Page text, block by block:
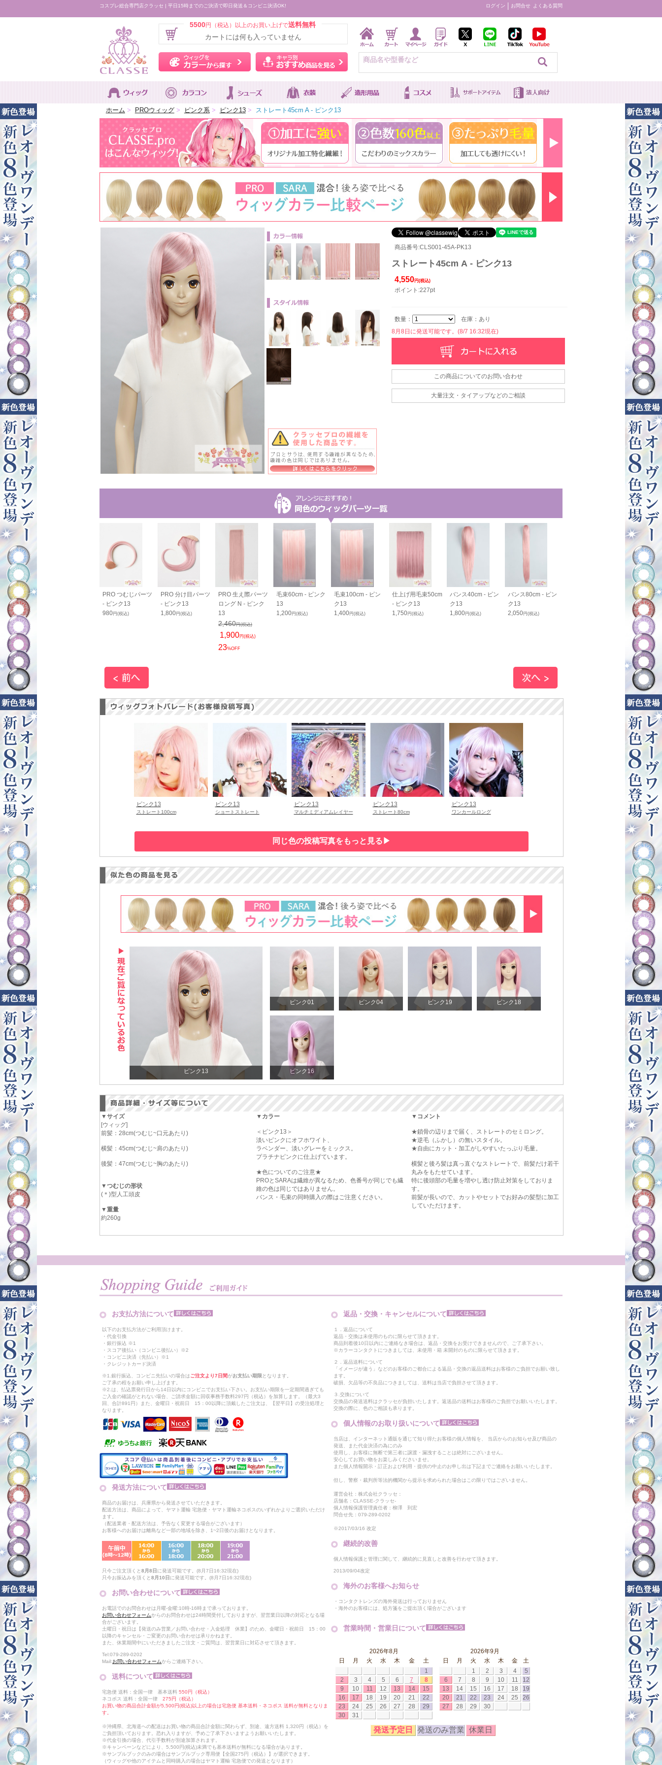
コスプレ総合専門店クラッセ | 平日15時までのご決済で即日発送＆コンビニ決済OK! ログイン お問合せ よくある質問
5500円（税込）以上のお買い上げで送料無料
カートには何も入っていません
ウィッグをカラーから探す キャラ別おすすめ商品を見る
ホーム > PROウィッグ > ピンク系 > ピンク13 > ストレート45cm A - ピンク13
商品番号:CLS001-45A-PK13
ストレート45cm A - ピンク13
4,550 円(税込)
ポイント:227pt
数量：
在庫：あり
8月8日に発送可能です。(8/7 16:32現在)
この商品についてのお問い合わせ
大量注文・タイアップなどのご相談
バンス80cm
ク13
円(税込)
PRO つむじパーツ
- ピンク13
980円(税込)
PRO 分け目パーツ
- ピンク13
1,800円(税込)
PRO 生え際パーツ
ロング N - ピンク
13
2,460円(税込)
1,900円(税込)
23%OFF
毛束60cm - ピンク
13
1,200円(税込)
毛束100cm - ピン
ク13
1,400円(税込)
仕上げ用毛束50cm
- ピンク13
1,750円(税込)
バンス40cm - ピン
ク13
1,800円(税込)
バンス80cm - ピン
ク13
2,050円(税込)
バンス110cm
ンク13
2,600円(税込)
ピンク13
ストレート100cm
ピンク13
ショートストレート
ピンク13
マルチミディアムレイヤー
ピンク13
ストレート80cm
ピンク13
ワンカールロング
ピンク13
ピンク01 ピンク04 ピンク19 ピンク18
ピンク16
▼サイズ
[ウィッグ]
前髪：28cm(つむじ~口元あたり)
横髪：45cm(つむじ~肩のあたり)
後髪：47cm(つむじ~胸のあたり)
▼つむじの形状
(＊)型人工頭皮
▼重量
約260g
▼カラー
＜ピンク13＞
淡いピンクにオフホワイト、
ラベンダー、淡いグレーをミックス。
プラチナピンクに仕上げています。
★色についてのご注意★
PROとSARAは繊維が異なるため、色番号が同じでも繊
維の色は同じではありません。
バンス・毛束の同時購入の際はご注意ください。
▼コメント
★鎖骨の辺りまで届く、ストレートのセミロング。
★逆毛（ふかし）の無いスタイル。
★自由にカット・加工がしやすいたっぷり毛量。
横髪と後ろ髪は真っ直ぐなストレートで、前髪だけ若干
丸みをもたせています。
特に後頭部の毛量を増やし透け防止対策をしておりま
す。
前髪が長いので、カットやセットでお好みの髪型に加工
していただけます。
お支払方法について
以下のお支払方法がご利用頂けます。
・代金引換
・銀行振込 ※1
・スコア後払い（コンビニ後払い）※2
・コンビニ決済（先払い）※1
・クレジットカード決済
※1.銀行振込、コンビニ先払いの場合はご注文より7日間がお支払い期限 となります。
ご了承の程をお願い申し上げます。
※2.は、払込票発行日から14日以内にコンビニでお支払い下さい。お支払い期限を一定期間過ぎても
ご入金の確認がとれない場合、ご請求金額に回収事務手数料297円（税込）を加算します。（最大3
回、合計891円）また、金曜日・祝前日 15：00以降に頂戴したご注文は、【翌平日】の受注処理と
なります。
発送方法について
商品のお届けは、兵庫県から発送させていただきます。
配送方法は、商品によって、ヤマト運輸 宅急便・ヤマト運輸ネコポスのいずれかよりご選択いただけ
ます。
（配送業者・配送方法は、予告なく変更する場合がございます）
お客様へのお届けは離島など一部の地域を除き、1~2日後のお届けとなります。
只今ご注文頂くと8月8日 に発送可能です。(8月7日16:32現在)
只今お振込みを頂くと8月10日 に発送可能です。(8月7日16:32現在)
お問い合わせについて
お電話でのお問合わせは月曜-金曜:10時-16時まで承っております。
お問い合わせフォームからのお問合わせは24時間受付しておりますが、翌営業日以降の対応となる場
合がございます。
土曜日・祝日は【発送のみ営業／お問い合わせ・入金処理 休業】のため、金曜日・祝前日 15：00
以降のキャンセル・ご変更のお問い合わせは承りかねます。
また、休業期間中にいただきましたご注文・ご質問は、翌営業日に対応させて頂きます。
Tel:079-289-0202
Mail:お問い合わせフォームからご連絡下さい。
送料について
宅急便 送料：全国一律 基本送料 550円（税込）
ネコポス 送料：全国一律 275円（税込）
お買い物の商品合計金額が5,500円(税込)以上の場合は宅急便 基本送料・ネコポス 送料が無料となりま
す。
※沖縄県、北海道への配送はお買い物の商品合計金額に関わらず、別途、遠方送料 1,320円（税込）を
ご負担頂いております。恐れ入りますが、予めご了承下さいますようお願いいたします。
※代金引換の場合、代引手数料が別途加算されます。
※キャンペーンなどにより、5,500円(税込)未満でも基本送料が無料になる場合があります。
※サンプルブックのみの場合はサンプルブック専用便【全国275円（税込）】が選択できます。
（ウィッグや他のアイテムと同時購入の場合はヤマト運輸 宅急便での発送となります）
返品・交換・キャンセルについて
１．返品について
返品・交換は未使用のものに限らせて頂きます。
商品到着後10日以内にご連絡なき場合は、返品・交換をお受けできませんので、ご了承下さい。
※カラーコンタクトにつきましては、未使用・箱 未開封のものに限らせて頂きます。
２．返品送料について
「イメージが違う」などのお客様のご都合による返品・交換の返品送料はお客様のご負担でお願い致し
ます。
破損、欠品等の不良品につきましては、送料は当店で負担させて頂きます。
３.交換について
交換品の発送送料はクラッセが負担いたします。返送品の送料はお客様のご負担でお願いいたします。
交換の際に、色のご相談も承ります。
個人情報のお取り扱いについて
当店は、インターネット通販を通じて知り得たお客様の個人情報を、 当店からのお知らせ及び商品の
発送、また代金決済の為にのみ
使用し、お客様に無断で第三者に譲渡・漏洩することは絶対にございません。
安心してお買い物をお楽しみくださいませ。
また個人情報開示・訂正および利用・提供の中止のお申し出は下記までご連絡をお願いいたします。
但し、警察・裁判所等法的機関から提示を求められた場合はこの限りではございません。
運営会社：株式会社クラッセ：
店舗名：CLASSE-クラッセ-
個人情報保護管理責任者：柳澤 到宏
問合せ先：079-289-0202
※2017/03/16 改定
継続的改善
個人情報保護と管理に関して、継続的に見直しと改善を行わせて頂きます。
2013/09/04改定
海外のお客様へお知らせ
・コンタクトレンズの海外発送は行っておりません
・海外のお客様には、処方箋をご提出頂く場合がございます
営業時間・営業日について
2026年8月
日
月 火 水 木 金
土
1
2
3 4 5 6 7
8
9
10 11 12 13 14
15
16
17 18 19 20 21
22
23
24 25 26 27 28
29
30
31
2026年9月
日
月 火 水 木 金
土
1
2 3 4
5
6
7 8 9 10 11
12
13
14 15 16 17 18
19
20
21 22 23 24 25
26
27
28 29 30
発送予定日 発送のみ営業 休業日